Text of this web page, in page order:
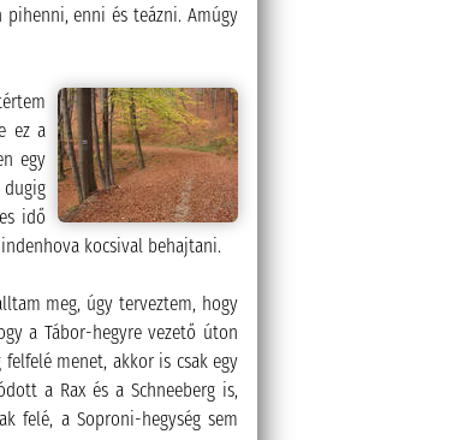
enni és teázni. Amúgy
ez a
egy
idő
kocsival behajtani.
meg, úgy terveztem, hogy
a Tábor-hegyre vezető úton
menet, akkor is csak egy
a Rax és a Schneeberg is,
felé, a Soproni-hegység sem